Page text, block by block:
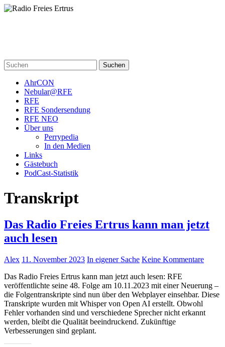
Skip
Suchen
AhrCON
Nebular@RFE
RFE
RFE Sondersendung
RFE NEO
Über uns
Perrypedia
In den Medien
Links
Gästebuch
PodCast-Statistik
Transkript
Das Radio Freies Ertrus kann man jetzt
auch lesen
Alex 11. November 2023 In eigener Sache Keine Kommentare
Das Radio Freies Ertrus kann man jetzt auch lesen: RFE
veröffentlichte seine 48. Folge am 10.11.2023 mit einer Neuerung –
die Folgentranskripte sind nun über den Webplayer einsehbar. Diese
Transkripte wurden mit Whisper von Open AI erstellt. Obwohl
Fehler vorhanden sind und verschiedene Sprecher nicht erkannt
werden, bleibt die Qualität beeindruckend. Zukünftige
Verbesserungen sind geplant.